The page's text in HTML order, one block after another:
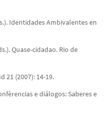
Identidades Ambivalentes en
Quase-cidadao. Rio de
21 (2007): 14-19.
e diálogos: Saberes e